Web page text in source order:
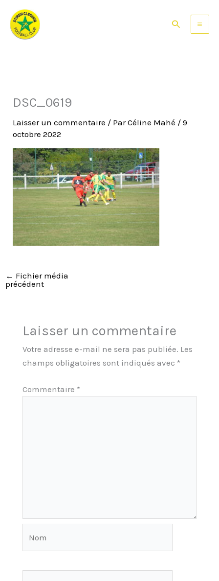
contenu
Rechercher
DSC_0619
Laisser un commentaire / ParCéline Mahé /9
octobre 2022
← Fichier média
précédent
Laisser un commentaire
Votre adresse e-mail ne sera pas publiée. Les
champs obligatoires sont indiqués avec *
Commentaire *